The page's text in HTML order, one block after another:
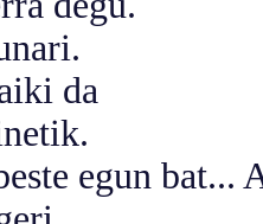
da
egun bat...